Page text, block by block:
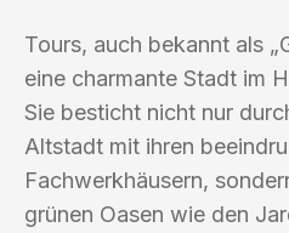
Tours, auch bekannt als
eine charmante Stadt im
Sie besticht nicht nur
Altstadt mit ihren
Fachwerkhäusern,
grünen Oasen wie den